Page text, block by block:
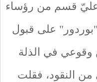
أصرّ عليّ قسم من رؤساء
على قبول
وقوعي في الذلة
من النقود، فقلت